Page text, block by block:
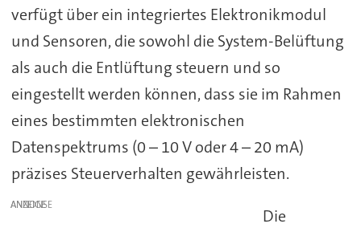
verfügt über ein integriertes Elektronikmodul
und Sensoren, die sowohl die System-Belüftung
als auch die Entlüftung steuern und so
eingestellt werden können, dass sie im Rahmen
eines bestimmten elektronischen
Datenspektrums (0 – 10 V oder 4 – 20 mA)
präzises Steuerverhalten gewährleisten.
ANZEIGE
Die